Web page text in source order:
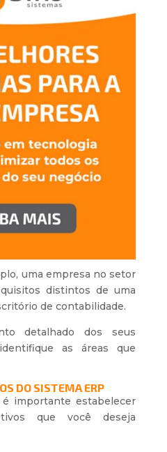
uma empresa no setor
distintos de uma
de contabilidade.
detalhado dos seus
as áreas que
DO SISTEMA ERP
importante estabelecer
que você deseja